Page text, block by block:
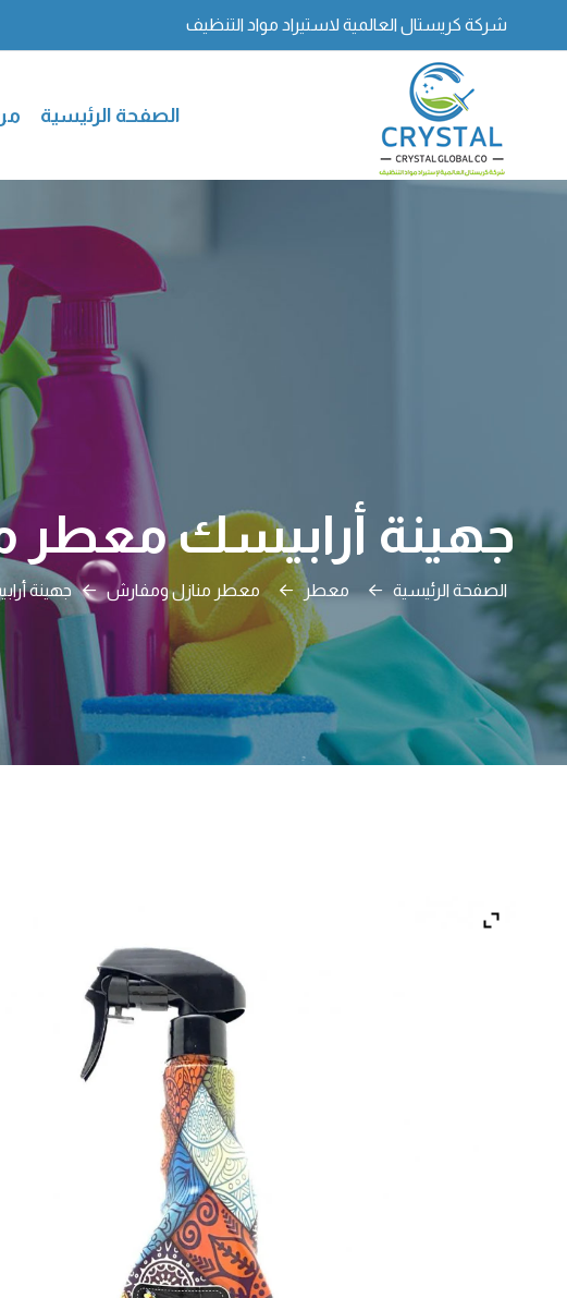
شركة كريستال العالمية لاستيراد مواد التنظيف
الصفحة الرئيسية
جهينة أرابيسك معطر منازل
الصفحة الرئيسية معطر معطر منازل ومفارش جهينة